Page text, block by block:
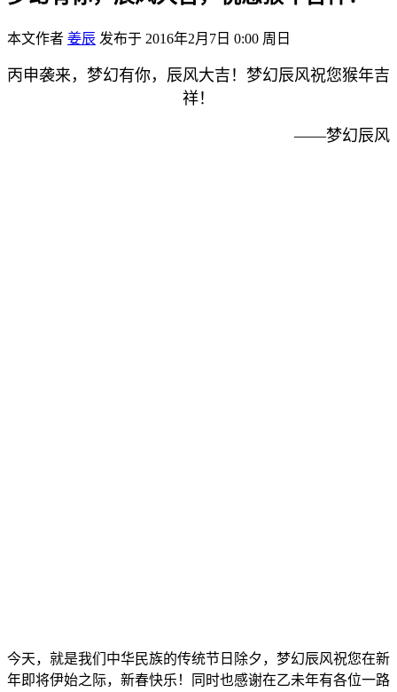
本文作者 姜辰 发布于 2016年2月7日 0:00 周日
丙申袭来，梦幻有你，辰风大吉！梦幻辰风祝您猴年吉
祥！
——梦幻辰风
今天，就是我们中华民族的传统节日除夕，梦幻辰风祝您在新
年即将伊始之际，新春快乐！同时也感谢在乙未年有各位一路